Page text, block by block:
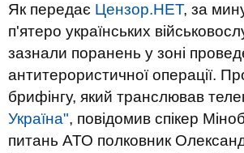
Як передає Цензор.НЕТ, за
п'ятеро українських
зазнали поранень у зоні
антитерористичної операції.
брифінгу, який транслював
Україна", повідомив спікер
питань АТО полковник